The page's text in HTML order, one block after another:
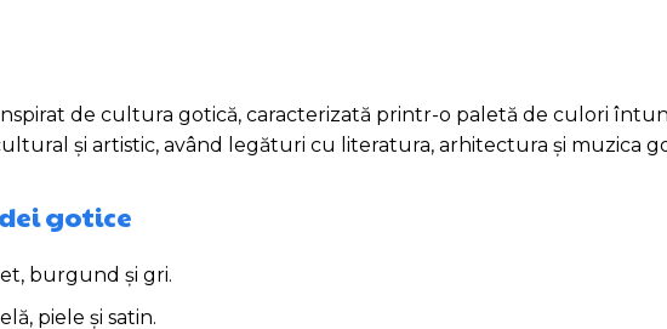
de cultura gotică, caracterizată printr-o paletă de culori
și artistic, având legături cu literatura, arhitectura și muzica
gotice
burgund și gri.
piele și satin.